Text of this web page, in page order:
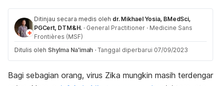
Ditinjau secara medis oleh dr. Mikhael Yosia, BMedSci,
PGCert, DTM&H. · General Practitioner · Medicine Sans
Frontières (MSF)
Ditulis oleh Shylma Na'imah · Tanggal diperbarui 07/09/2023
Bagi sebagian orang, virus Zika mungkin masih terdengar